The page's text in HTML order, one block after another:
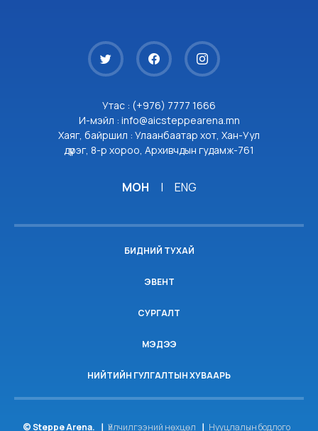
Утас : (+976) 7777 1666
И-мэйл : info@aicsteppearena.mn
Хаяг, байршил : Улаанбаатар хот, Хан-Уул
дүүрэг, 8-р хороо, Архивчдын гудамж-761
МОН | ENG
БИДНИЙ ТУХАЙ
ЭВЕНТ
СУРГАЛТ
МЭДЭЭ
НИЙТИЙН ГУЛГАЛТЫН ХУВААРЬ
© Steppe Arena. Үйлчилгээний нөхцөл Нууцлалын бодлого